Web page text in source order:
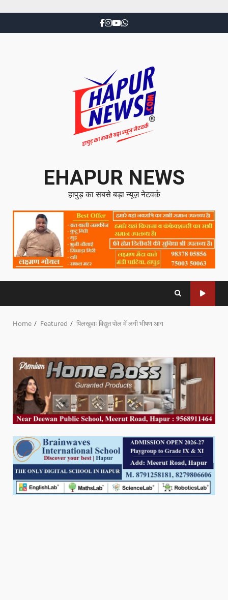
EHAPUR NEWS
हापुड़ का सबसे बड़ा न्यूज़ नेटवर्क
Home Featured पिलखुवाः विद्युत पोल में लगी भीषण आग